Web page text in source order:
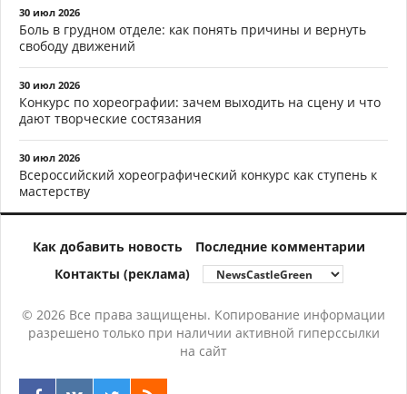
30 июл 2026
Боль в грудном отделе: как понять причины и вернуть
свободу движений
30 июл 2026
Конкурс по хореографии: зачем выходить на сцену и что
дают творческие состязания
30 июл 2026
Всероссийский хореографический конкурс как ступень к
мастерству
Как добавить новость
Последние комментарии
Контакты (реклама)
© 2026 Все права защищены. Копирование информации
разрешено только при наличии активной гиперссылки
на сайт